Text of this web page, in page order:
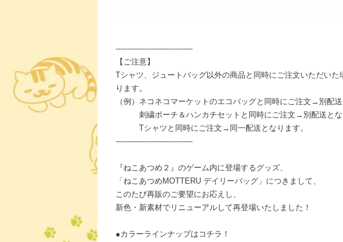
--------------------------------
【ご注意】
Tシャツ、ジュートバッグ以外の商品と同時にご注文いただいた
ります。
（例）ネコネコマーケットのエコバッグと同時にご注文→別配送
刺繍ポーチ＆ハンカチセットと同時にご注文→別配送とな
Tシャツと同時にご注文→同一配送となります。
--------------------------------
『ねこあつめ２』のゲーム内に登場するグッズ、
「ねこあつめMOTTERU デイリーバッグ」につきまして、
このたび再販のご要望にお応えし、
新色・新素材でリニューアルして再登場いたしました！
●カラーラインナップはコチラ！